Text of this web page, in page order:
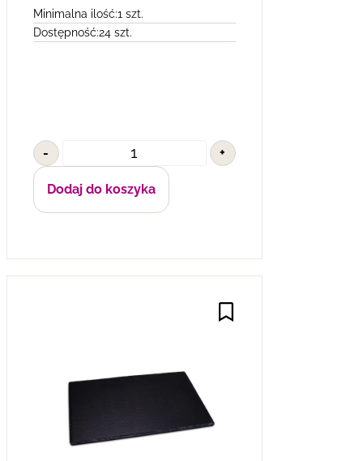
Minimalna ilość:1 szt.
Dostępność:24 szt.
- +
Dodaj do koszyka